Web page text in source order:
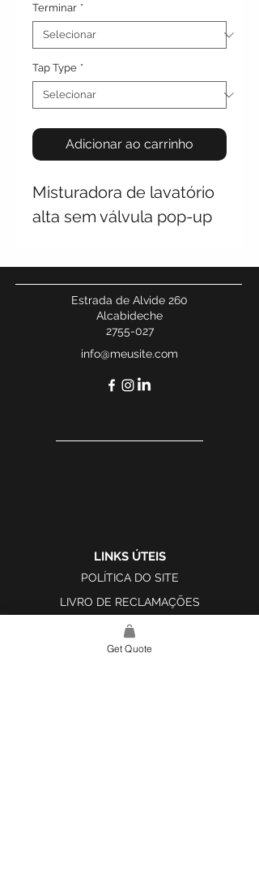
Terminar *
Tap Type *
Adicionar ao carrinho
Misturadora de lavatório
alta sem válvula pop-up
Estrada de Alvide 260
Alcabideche
2755-027
info@meusite.com
LINKS ÚTEIS
POLÍTICA DO SITE
LIVRO DE RECLAMAÇÕES
Get Quote